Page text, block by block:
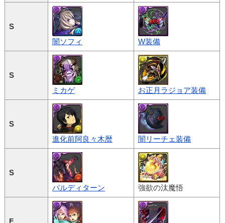
S
闇ソフィ
W装備
S
ミカゲ
お正月ラジョア装備
S
進化前阿良々木暦
闇リーチェ装備
S
バルディターン
強欲の汰魔悟